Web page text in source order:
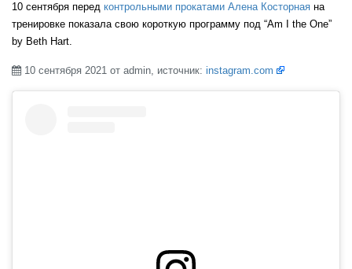
10 сентября перед контрольными прокатами Алена Косторная на
тренировке показала свою короткую программу под “Am I the One”
by Beth Hart.
 10 сентября 2021 от admin, источник: instagram.com